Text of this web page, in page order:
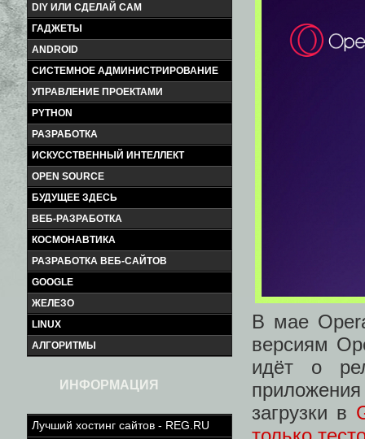
DIY ИЛИ СДЕЛАЙ САМ
ГАДЖЕТЫ
ANDROID
СИСТЕМНОЕ АДМИНИСТРИРОВАНИЕ
УПРАВЛЕНИЕ ПРОЕКТАМИ
PYTHON
РАЗРАБОТКА
ИСКУССТВЕННЫЙ ИНТЕЛЛЕКТ
OPEN SOURCE
БУДУЩЕЕ ЗДЕСЬ
ВЕБ-РАЗРАБОТКА
КОСМОНАВТИКА
РАЗРАБОТКА ВЕБ-САЙТОВ
GOOGLE
ЖЕЛЕЗО
LINUX
АЛГОРИТМЫ
ИНФОРМАЦИЯ
Лучший хостинг сайтов - REG.RU
В мае
версиям
идёт о
загрузки в